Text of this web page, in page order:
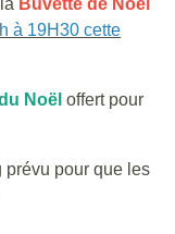
à 19H30 cette
Noël offert pour
prévu pour que les